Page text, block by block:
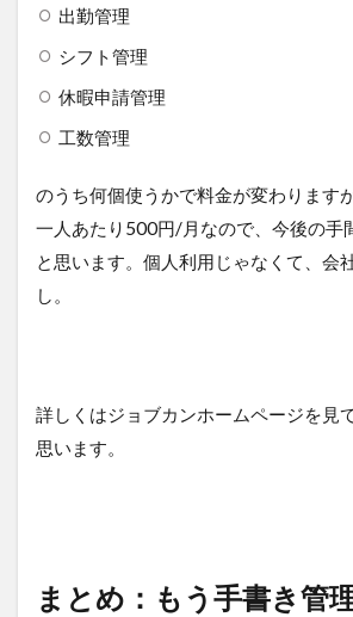
出勤管理
シフト管理
休暇申請管理
工数管理
のうち何個使うかで料金が変わります
一人あたり500円/月なので、今後の手
と思います。個人利用じゃなくて、会
し。
詳しくはジョブカンホームページを見
思います。
まとめ：もう手書き管